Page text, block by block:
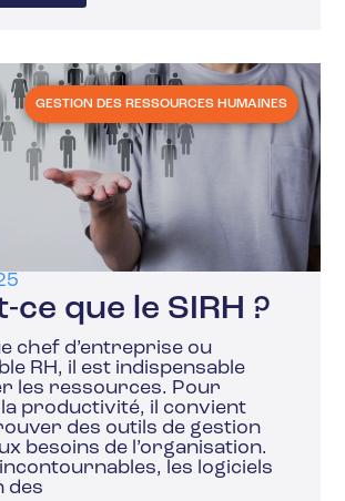
GESTION DES RESSOURCES HUMAINES
ce que le SIRH ?
chef d’entreprise ou
RH, il est indispensable
les ressources. Pour
productivité, il convient
des outils de gestion
besoins de l’organisation.
les logiciels
des